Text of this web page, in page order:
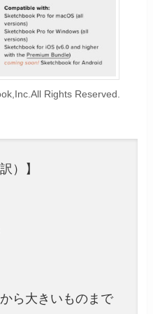
Rights Reserved.
）】
ら大きいものまで